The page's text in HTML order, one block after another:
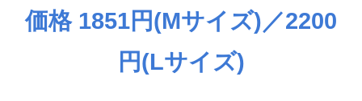
価格 1851円(Mサイズ)／2200
円(Lサイズ)